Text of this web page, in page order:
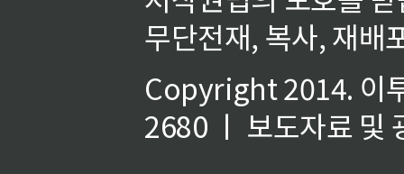
무단전재, 복사, 재배
Copyright 2014. 이
2680 ㅣ 보도자료